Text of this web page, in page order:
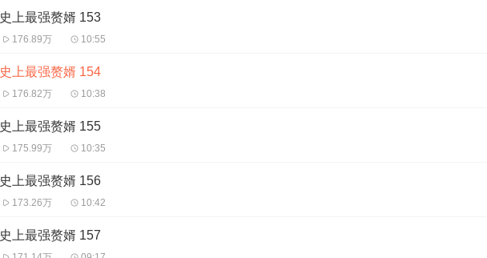
史上最强赘婿 153
176.89万 10:55
史上最强赘婿 154
176.82万 10:38
史上最强赘婿 155
175.99万 10:35
史上最强赘婿 156
173.26万 10:42
史上最强赘婿 157